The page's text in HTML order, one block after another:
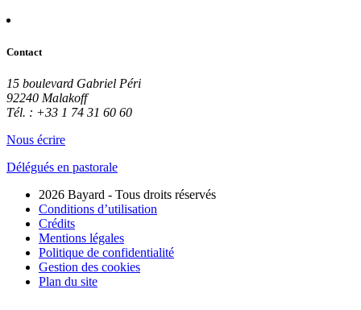
Contact
15 boulevard Gabriel Péri
92240 Malakoff
Tél. : +33 1 74 31 60 60
Nous écrire
Délégués en pastorale
2026 Bayard - Tous droits réservés
Conditions d’utilisation
Crédits
Mentions légales
Politique de confidentialité
Gestion des cookies
Plan du site